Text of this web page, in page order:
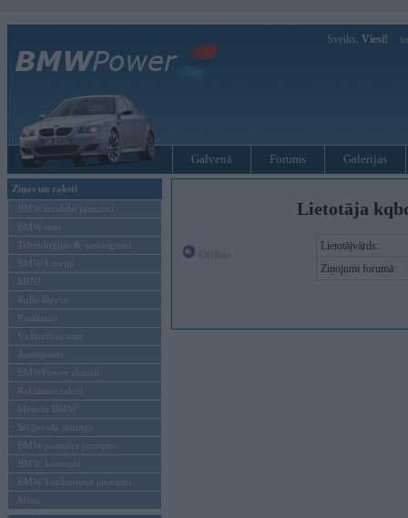
Sveiks, Viesi!
Galvenā Forums Galerijas
Ziņas un raksti
BMW modeļu jaunumi
BMW testi
Tehnoloģijas & sasniegumi
BMW Latvijā
MINI
Rolls-Royce
Pasākumi
Vadāmības tests
Autosports
BMWPower aktuāli
Reklāmas raksti
Mēneša BMW
Sērijveida tūnings
BMW pasaules jaunumi
BMW koncepti
BMW konkurentu jaunumi
Moto
Lietotāja
Lietotājvārds:
Ziņojumi forumā: